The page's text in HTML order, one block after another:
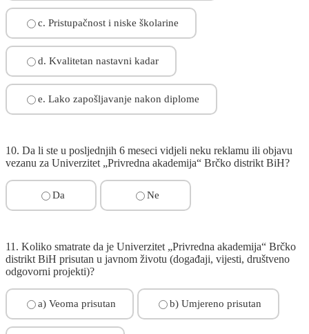
c. Pristupačnost i niske školarine
d. Kvalitetan nastavni kadar
e. Lako zapošljavanje nakon diplome
10. Da li ste u posljednjih 6 meseci vidjeli neku reklamu ili objavu
vezanu za Univerzitet „Privredna akademija“ Brčko distrikt BiH?
Da Ne
11. Koliko smatrate da je Univerzitet „Privredna akademija“ Brčko
distrikt BiH prisutan u javnom životu (događaji, vijesti, društveno
odgovorni projekti)?
a) Veoma prisutan b) Umjereno prisutan